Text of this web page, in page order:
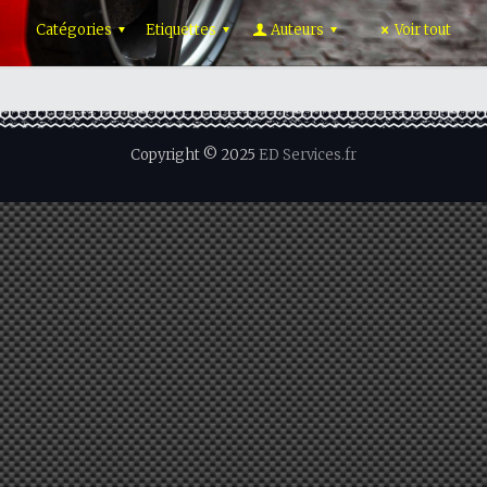
Catégories Etiquettes Auteurs Voir tout
Copyright © 2025 ED Services.fr